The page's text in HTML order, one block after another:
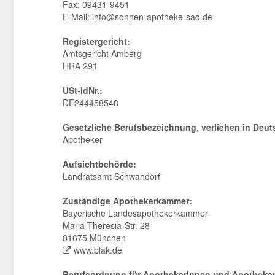
Fax: 09431-9451
E-Mail: info@sonnen-apotheke-sad.de
Registergericht:
Amtsgericht Amberg
HRA 291
USt-IdNr.:
DE244458548
Gesetzliche Berufsbezeichnung, verliehen in
Apotheker
Aufsichtbehörde:
Landratsamt Schwandorf
Zuständige Apothekerkammer:
Bayerische Landesapothekerkammer
Maria-Theresia-Str. 28
81675 München
www.blak.de